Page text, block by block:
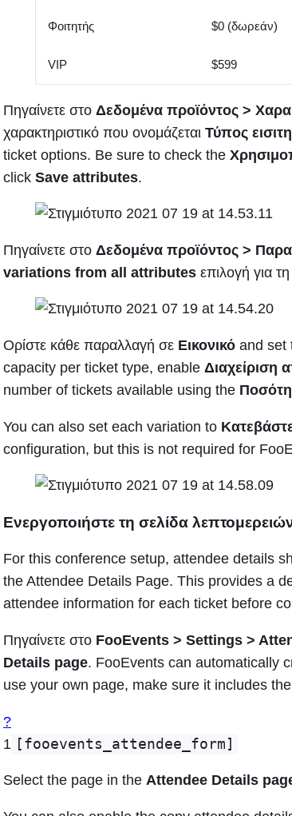
Φοιτητής $0 (δωρεάν)
VIP $599
Πηγαίνετε στο Δεδομένα προϊόντος >
χαρακτηριστικό που ονομάζεται Τύπος
ticket options. Be sure to check the
click Save attributes.
Πηγαίνετε στο Δεδομένα προϊόντος >
variations from all attributes επιλογή για
Ορίστε κάθε παραλλαγή σε Εικονικό and set
capacity per ticket type, enable Διαχείριση
number of tickets available using the
You can also set each variation to
configuration, but this is not required for
Ενεργοποιήστε τη σελίδα
For this conference setup, attendee details
the Attendee Details Page. This provides a
attendee information for each ticket before
Πηγαίνετε στο FooEvents > Settings >
Details page. FooEvents can automatically
use your own page, make sure it includes
?
1 [fooevents_attendee_form]
Select the page in the Attendee Details